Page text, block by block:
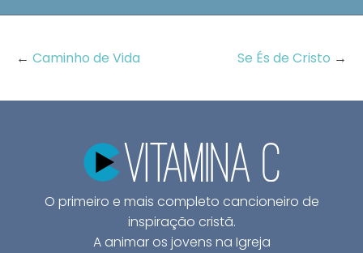
← Caminho de Vida Se És de Cristo →
O primeiro e mais completo cancioneiro de
inspiração cristã.
A animar os jovens na Igreja